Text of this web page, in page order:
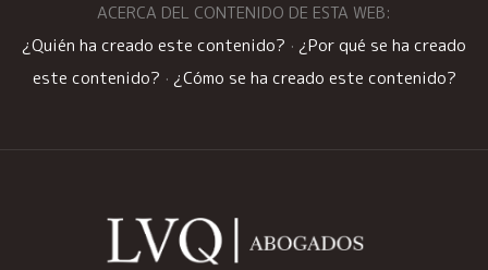
ACERCA DEL CONTENIDO DE ESTA WEB:
¿Quién ha creado este contenido? · ¿Por qué se ha creado
este contenido? · ¿Cómo se ha creado este contenido?